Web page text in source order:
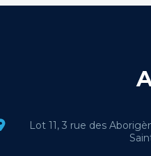
Lot 11, 3 rue des